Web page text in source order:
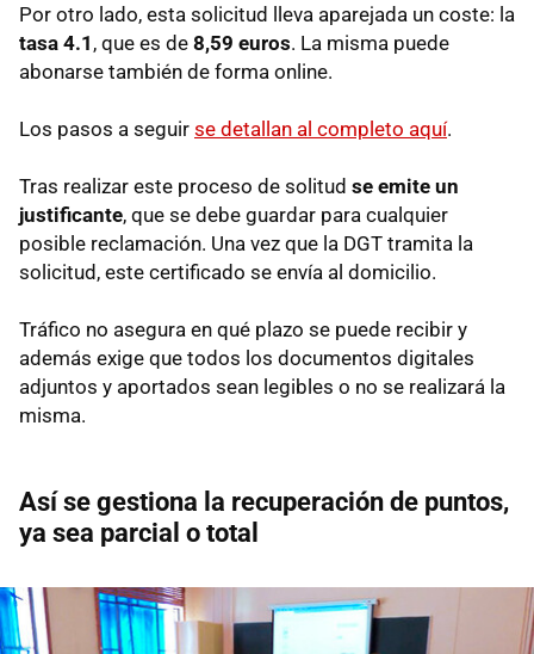
Por otro lado, esta solicitud lleva aparejada un coste: la
tasa 4.1 , que es de 8,59 euros. La misma puede
abonarse también de forma online.
Los pasos a seguir se detallan al completo aquí.
Tras realizar este proceso de solitud se emite un
justificante, que se debe guardar para cualquier
posible reclamación. Una vez que la DGT tramita la
solicitud, este certificado se envía al domicilio.
Tráfico no asegura en qué plazo se puede recibir y
además exige que todos los documentos digitales
adjuntos y aportados sean legibles o no se realizará la
misma.
Así se gestiona la recuperación de puntos,
ya sea parcial o total